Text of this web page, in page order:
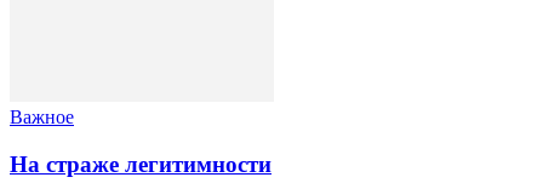
Важное
На страже легитимности